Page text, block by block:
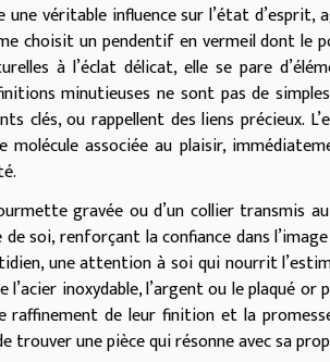
véritable influence sur l’état
choisit un pendentif en vermeil dont le
à l’éclat délicat, elle se pare
minutieuses ne sont pas de
clés, ou rappellent des liens précieux.
associée au plaisir,
gravée ou d’un collier transmis
soi, renforçant la confiance dans
une attention à soi qui nourrit
inoxydable, l’argent ou le plaqué or
de leur finition et la
trouver une pièce qui résonne avec sa